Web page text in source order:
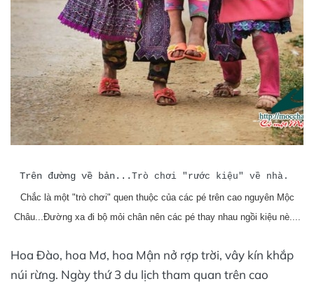
Trên đường về bản... Trò chơi "rước kiệu" về nhà.
Chắc là một "trò chơi" quen thuộc của các pé trên cao nguyên Mộc
Châu...Đường xa đi bộ mỏi chân nên các pé thay nhau ngồi kiệu nè....
Hoa Đào, hoa Mơ, hoa Mận nở rợp trời, vây kín khắp
núi rừng. Ngày thứ 3 du lịch tham quan trên cao